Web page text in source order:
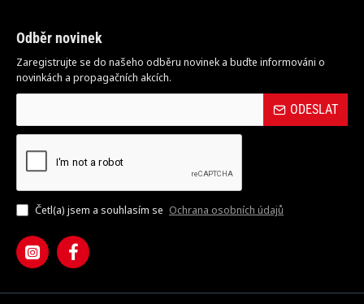
Odběr novinek
Zaregistrujte se do našeho odběru novinek a buďte informováni o
novinkách a propagačních akcích.
ODESLAT
Četl(a) jsem a souhlasím se Ochrana osobních údajů